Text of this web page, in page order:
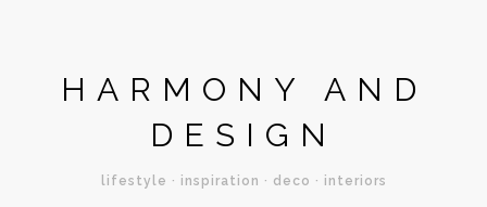
HARMONY AND
DESIGN
lifestyle · inspiration · deco · interiors